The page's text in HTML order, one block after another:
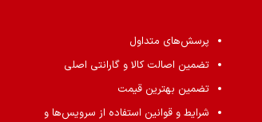
پرسش‌های متداول
تضمین اصالت کالا و گارانتی اصلی
تضمین بهترین قیمت
شرایط و قوانین استفاده از سرویس‌ها و